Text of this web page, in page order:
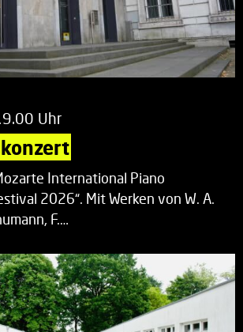
Uhr
International Piano
2026“. Mit Werken von W. A.
F.…